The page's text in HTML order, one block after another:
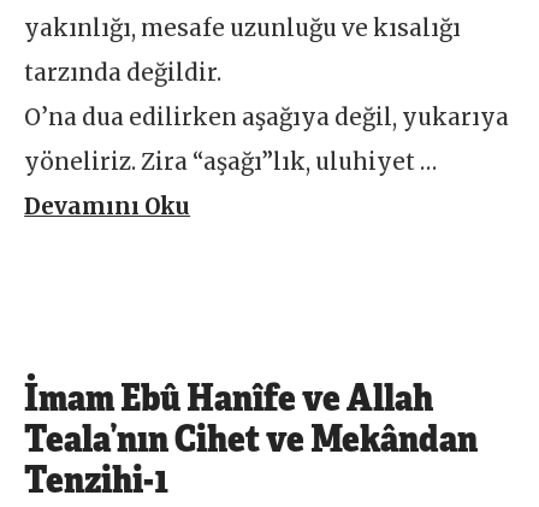
yakınlığı, mesafe uzunluğu ve kısalığı
tarzında değildir.
O’na dua edilirken aşağıya değil, yukarıya
yöneliriz. Zira “aşağı”lık, uluhiyet …
Devamını Oku
İmam Ebû Hanîfe ve Allah
Teala’nın Cihet ve Mekândan
Tenzihi-1